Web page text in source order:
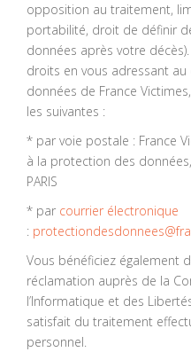
opposition au traitement,
portabilité, droit de définir
données après votre
droits en vous adressant
données de France
les suivantes :
* par voie postale : France
à la protection des
PARIS
* par courrier électronique
:
Vous bénéficiez également
réclamation auprès de la
l’Informatique et des
satisfait du traitement
personnel.